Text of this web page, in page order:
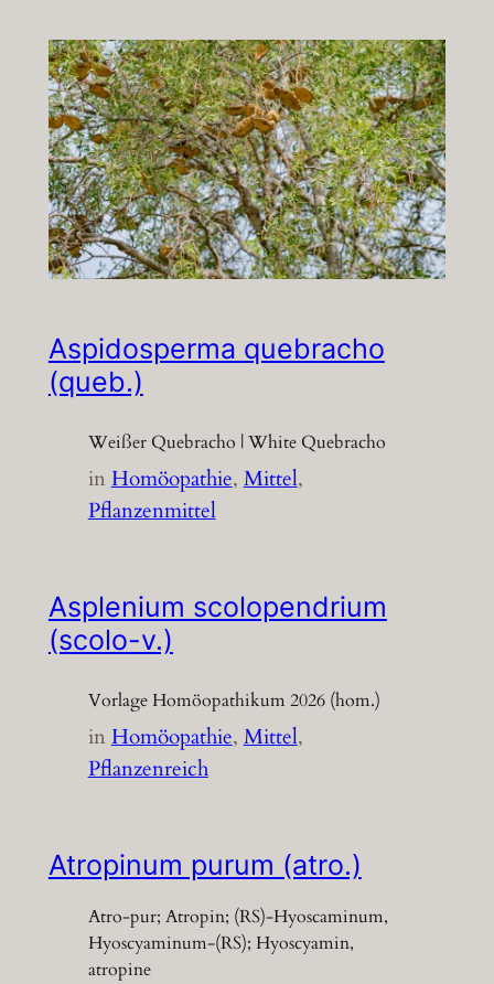
Aspidosperma quebracho
(queb.)
Weißer Quebracho | White Quebracho
inHomöopathie, Mittel
Pflanzenmittel
Asplenium scolopendrium
(scolo-v.)
Vorlage Homöopathikum 2026 (hom.)
inHomöopathie, Mittel
Pflanzenreich
Atropinum purum (atro.)
Atro-pur; Atropin; (RS)-Hyoscaminum,
Hyoscyaminum-(RS); Hyoscyamin,
atropine